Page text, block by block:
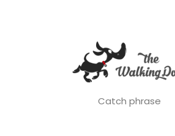
Catch phrase